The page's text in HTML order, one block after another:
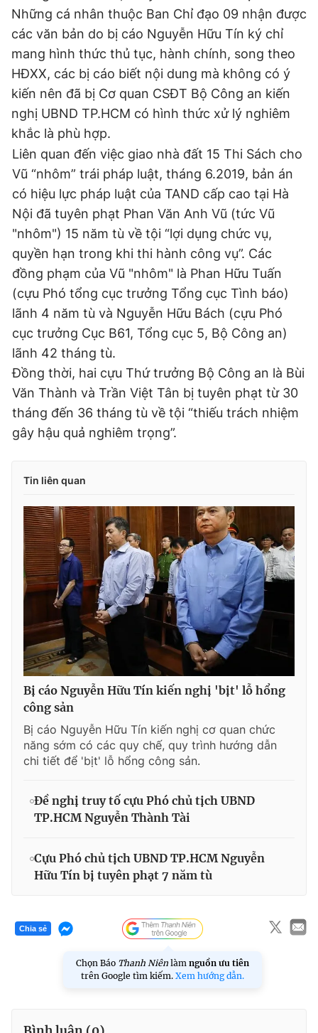
Những cá nhân thuộc Ban Chỉ đạo 09 nhận được
các văn bản do bị cáo Nguyễn Hữu Tín ký chỉ
mang hình thức thủ tục, hành chính, song theo
HĐXX, các bị cáo biết nội dung mà không có ý
kiến nên đã bị Cơ quan CSĐT Bộ Công an kiến
nghị UBND TP.HCM có hình thức xử lý nghiêm
khắc là phù hợp.
Liên quan đến việc giao nhà đất 15 Thi Sách cho
Vũ “nhôm” trái pháp luật, tháng 6.2019, bản án
có hiệu lực pháp luật của TAND cấp cao tại Hà
Nội đã tuyên phạt Phan Văn Anh Vũ (tức Vũ
"nhôm") 15 năm tù về tội “lợi dụng chức vụ,
quyền hạn trong khi thi hành công vụ”. Các
đồng phạm của Vũ "nhôm" là Phan Hữu Tuấn
(cựu Phó tổng cục trưởng Tổng cục Tình báo)
lãnh 4 năm tù và Nguyễn Hữu Bách (cựu Phó
cục trưởng Cục B61, Tổng cục 5, Bộ Công an)
lãnh 42 tháng tù.
Đồng thời, hai cựu Thứ trưởng Bộ Công an là Bùi
Văn Thành và Trần Việt Tân bị tuyên phạt từ 30
tháng đến 36 tháng tù về tội “thiếu trách nhiệm
gây hậu quả nghiêm trọng”.
Tin liên quan
Bị cáo Nguyễn Hữu Tín kiến nghị 'bịt' lỗ hổng
công sản
Bị cáo Nguyễn Hữu Tín kiến nghị cơ quan chức
năng sớm có các quy chế, quy trình hướng dẫn
chi tiết để 'bịt' lỗ hổng công sản.
Đề nghị truy tố cựu Phó chủ tịch UBND
TP.HCM Nguyễn Thành Tài
Cựu Phó chủ tịch UBND TP.HCM Nguyễn
Hữu Tín bị tuyên phạt 7 năm tù
Chia sẻ
Chọn Báo Thanh Niên làm nguồn ưu tiên
trên Google tìm kiếm. Xem hướng dẫn.